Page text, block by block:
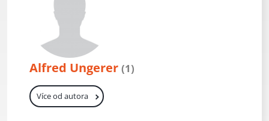
Alfred Ungerer (1)
Více od autora